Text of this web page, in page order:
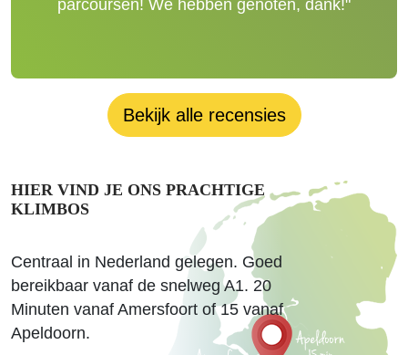
genoten, met de banen die voor hun waren.
Bekijk alle recensies
HIER VIND JE ONS PRACHTIGE
KLIMBOS
Centraal in Nederland gelegen. Goed
bereikbaar vanaf de snelweg A1. 20
Minuten vanaf Amersfoort of 15 vanaf
Apeldoorn.